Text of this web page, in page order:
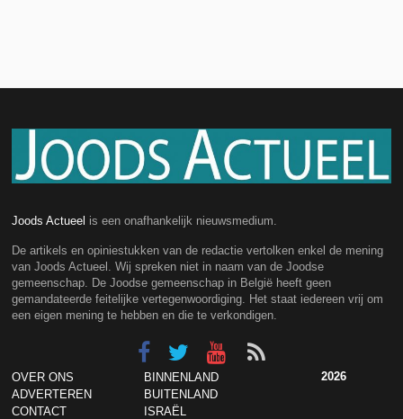
Joods Actueel is een onafhankelijk nieuwsmedium.
De artikels en opiniestukken van de redactie vertolken enkel de mening
van Joods Actueel. Wij spreken niet in naam van de Joodse
gemeenschap. De Joodse gemeenschap in België heeft geen
gemandateerde feitelijke vertegenwoordiging. Het staat iedereen vrij om
een eigen mening te hebben en die te verkondigen.
OVER ONS
ADVERTEREN
CONTACT
BINNENLAND
BUITENLAND
ISRAËL
2026